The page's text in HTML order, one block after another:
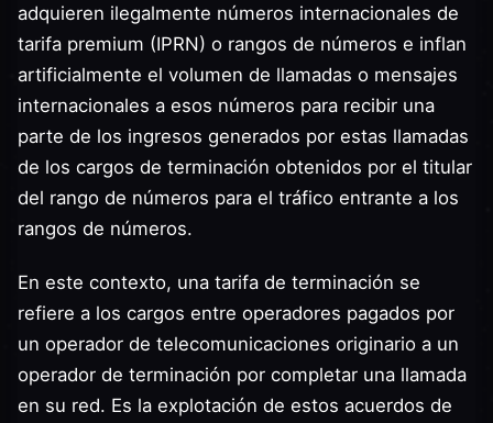
adquieren ilegalmente números internacionales de
tarifa premium (IPRN) o rangos de números e inflan
artificialmente el volumen de llamadas o mensajes
internacionales a esos números para recibir una
parte de los ingresos generados por estas llamadas
de los cargos de terminación obtenidos por el titular
del rango de números para el tráfico entrante a los
rangos de números.
En este contexto, una tarifa de terminación se
refiere a los cargos entre operadores pagados por
un operador de telecomunicaciones originario a un
operador de terminación por completar una llamada
en su red. Es la explotación de estos acuerdos de